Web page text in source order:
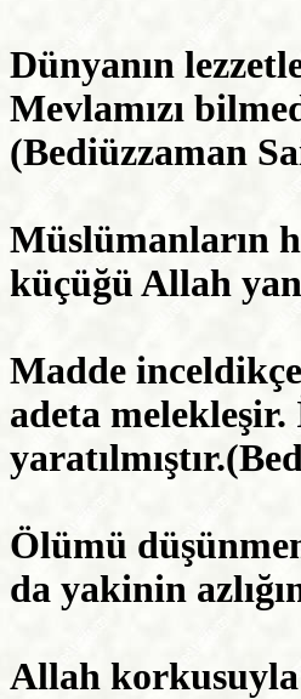
Dünyanın
Mevlamızı
(Bediüzzaman
Müslümanların
küçüğü Allah
Madde
adeta
Ölümü
da yakinin
Allah